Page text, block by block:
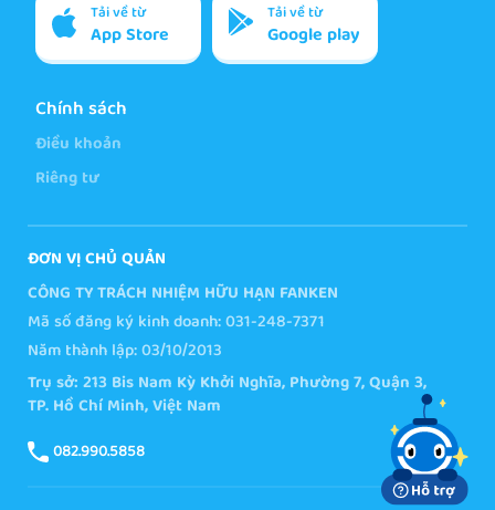
Tải về từ
App Store
Tải về từ
Google play
Chính sách
Điều khoản
Riêng tư
ĐƠN VỊ CHỦ QUẢN
CÔNG TY TRÁCH NHIỆM HỮU HẠN FANKEN
Mã số đăng ký kinh doanh: 031-248-7371
Năm thành lập: 03/10/2013
Trụ sở: 213 Bis Nam Kỳ Khởi Nghĩa, Phường 7, Quận 3,
TP. Hồ Chí Minh, Việt Nam
082.990.5858